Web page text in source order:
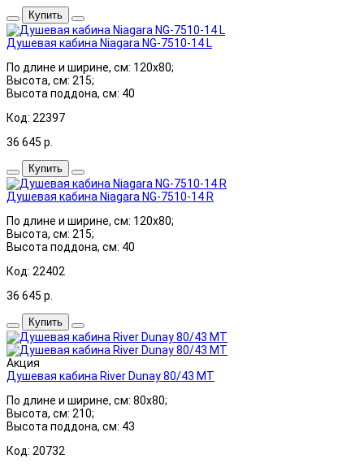
Купить
Душевая кабина Niagara NG-7510-14 L
По длине и ширине, см: 120x80;
Высота, см: 215;
Высота поддона, см: 40
Код: 22397
36 645 р.
Купить
Душевая кабина Niagara NG-7510-14 R
По длине и ширине, см: 120x80;
Высота, см: 215;
Высота поддона, см: 40
Код: 22402
36 645 р.
Купить
Акция
Душевая кабина River Dunay 80/43 МТ
По длине и ширине, см: 80x80;
Высота, см: 210;
Высота поддона, см: 43
Код: 20732